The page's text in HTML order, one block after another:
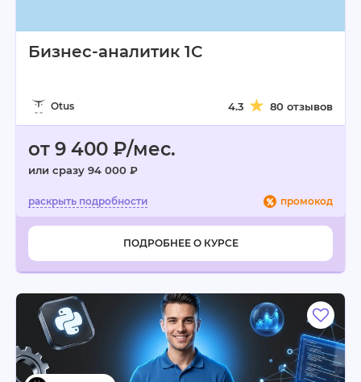
Бизнес-аналитик 1С
Otus 4.3 80 отзывов
от 9 400 ₽/мес.
или сразу 94 000 ₽
промокод
ПОДРОБНЕЕ О КУРСЕ